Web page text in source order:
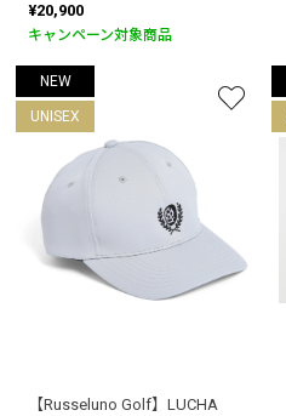
¥20,900
キャンペーン対象商品
NEW
UNISEX
【Russeluno Golf】LUCHA